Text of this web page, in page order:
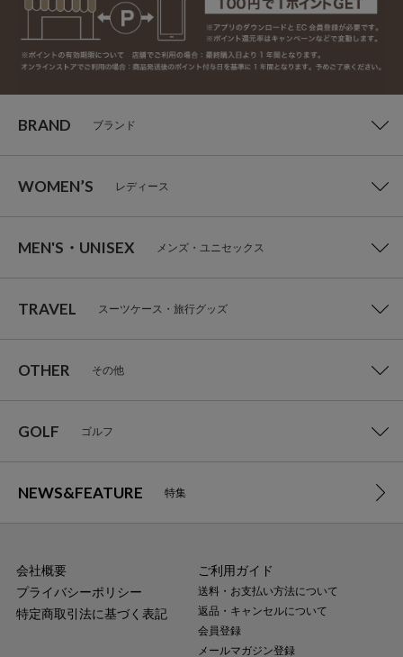
BRAND ブランド
WOMEN’S レディース
MEN'S・UNISEX メンズ・ユニセックス
TRAVEL スーツケース・旅行グッズ
OTHER その他
GOLF ゴルフ
NEWS&FEATURE 特集
会社概要
プライバシーポリシー
特定商取引法に基づく表記
ご利用ガイド
送料・お支払い方法について
返品・キャンセルについて
会員登録
メールマガジン登録